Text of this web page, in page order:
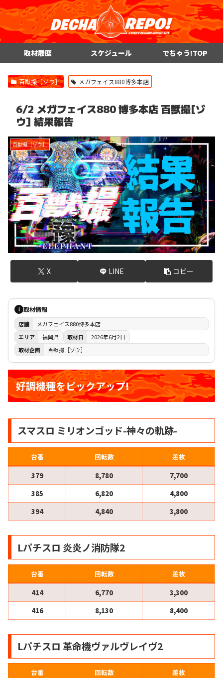
取材履歴 スケジュール でちゃう!TOP
百獣撮［ゾウ］ メガフェイス880博多本店
6/2 メガフェイス880 博多本店 百獣撮[ゾ
ウ] 結果報告
百獣撮［ゾウ］
X LINE コピー
i 取材情報
店舗
メガフェイス880博多本店
エリア
福岡県 取材日
2026年6月2日
取材企画
百獣撮［ゾウ］
好調機種をピックアップ!
スマスロ ミリオンゴッド-神々の軌跡-
台番 回転数
差枚
379
8,780
7,700
385
6,820
4,800
394
4,840 3,800
Lパチスロ 炎炎ノ消防隊2
台番 回転数
差枚
414
6,770
3,300
416
8,130 8,400
Lパチスロ 革命機ヴァルヴレイヴ2
台番 回転数
差枚